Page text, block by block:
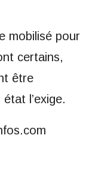
mobilisé pour
certains,
être
l’exige.